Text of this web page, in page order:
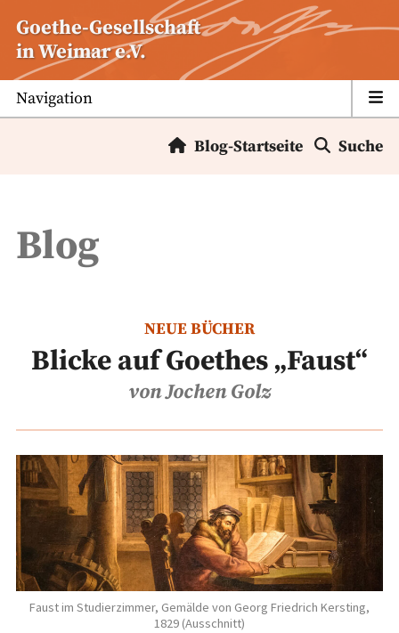
Inhalt
springen
Goethe-Gesellschaft
in Weimar e.V.
Navigation
Blog-Startseite Suche
Blog
NEUE BÜCHER
Blicke auf Goethes „Faust“
von Jochen Golz
Faust im Studierzimmer, Gemälde von Georg Friedrich Kersting,
1829 (Ausschnitt)